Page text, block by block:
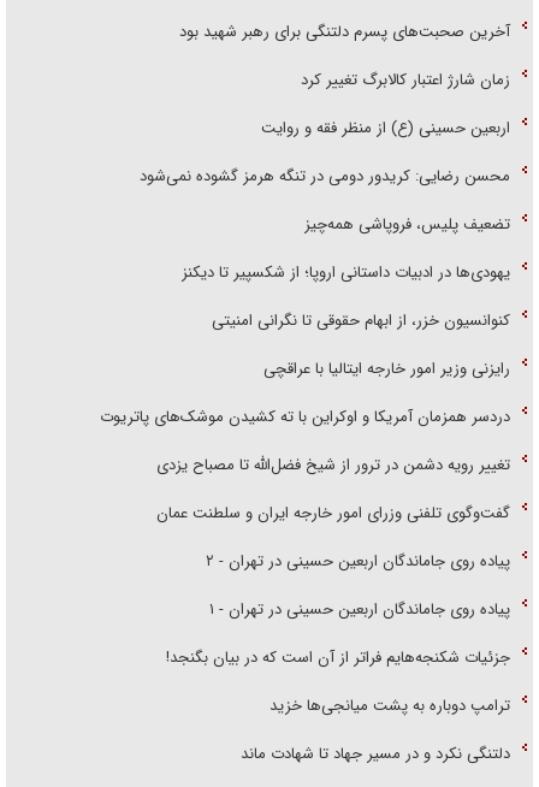
آخرین صحبت‌های پسرم دلتنگی برای رهبر شهید بود
زمان شارژ اعتبار کالابرگ تغییر کرد
اربعین حسینی (ع) از منظر فقه و روایت
محسن رضایی: کریدور دومی در تنگه هرمز گشوده نمی‌شود
تضعیف پلیس، فروپاشی همه‌چیز
یهودی‌ها در ادبیات داستانی اروپا؛ از شکسپیر تا دیکنز
کنوانسیون خزر، از ابهام حقوقی تا نگرانی امنیتی
رایزنی وزیر امور خارجه ایتالیا با عراقچی
دردسر همزمان آمریکا و اوکراین با ته کشیدن موشک‌های پاتریوت
تغییر رویه دشمن در ترور از شیخ فضل‌الله تا مصباح یزدی
گفت‌وگوی تلفنی وزرای امور خارجه ایران و سلطنت عمان
پیاده روی جاماندگان اربعین حسینی در تهران - ۲
پیاده روی جاماندگان اربعین حسینی در تهران - ۱
جزئیات شکنجه‌هایم فراتر از آن است که در بیان بگنجد!
ترامپ دوباره به پشت میانجی‌ها خزید
دلتنگی نکرد و در مسیر جهاد تا شهادت ماند